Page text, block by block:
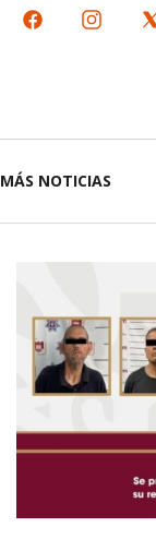
MÁS NOTICIAS